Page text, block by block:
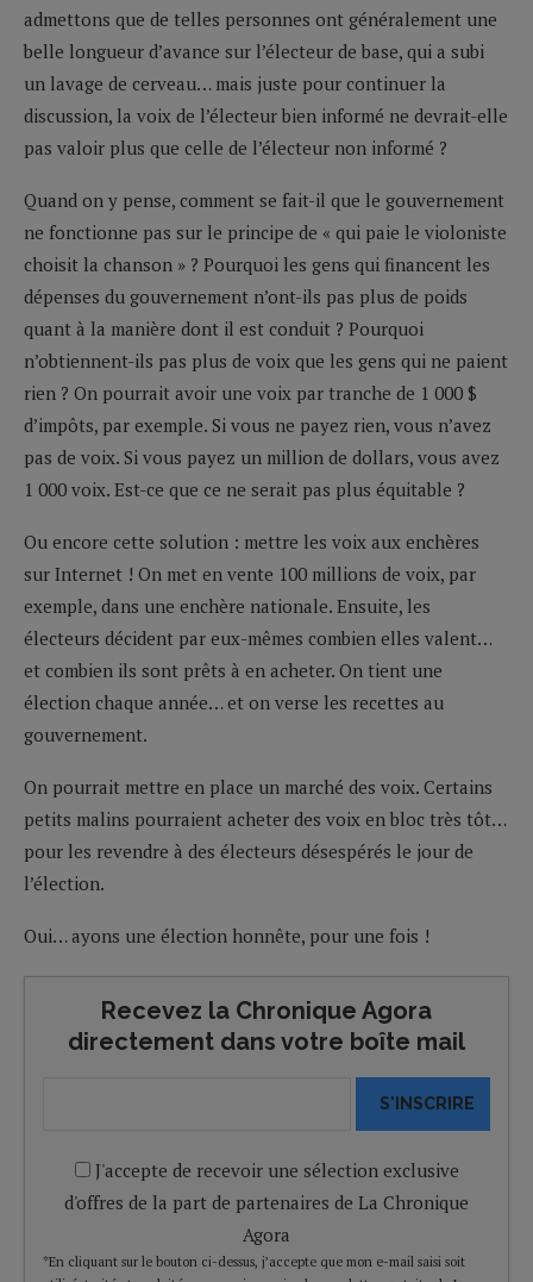
admettons que de telles personnes ont généralement une
belle longueur d’avance sur l’électeur de base, qui a subi
un lavage de cerveau… mais juste pour continuer la
discussion, la voix de l’électeur bien informé ne devrait-elle
pas valoir plus que celle de l’électeur non informé ?
Quand on y pense, comment se fait-il que le gouvernement
ne fonctionne pas sur le principe de « qui paie le violoniste
choisit la chanson » ? Pourquoi les gens qui financent les
dépenses du gouvernement n’ont-ils pas plus de poids
quant à la manière dont il est conduit ? Pourquoi
n’obtiennent-ils pas plus de voix que les gens qui ne paient
rien ? On pourrait avoir une voix par tranche de 1 000 $
d’impôts, par exemple. Si vous ne payez rien, vous n’avez
pas de voix. Si vous payez un million de dollars, vous avez
1 000 voix. Est-ce que ce ne serait pas plus équitable ?
Ou encore cette solution : mettre les voix aux enchères
sur Internet ! On met en vente 100 millions de voix, par
exemple, dans une enchère nationale. Ensuite, les
électeurs décident par eux-mêmes combien elles valent…
et combien ils sont prêts à en acheter. On tient une
élection chaque année… et on verse les recettes au
gouvernement.
On pourrait mettre en place un marché des voix. Certains
petits malins pourraient acheter des voix en bloc très tôt…
pour les revendre à des électeurs désespérés le jour de
l’élection.
Oui… ayons une élection honnête, pour une fois !
Recevez la Chronique Agora
directement dans votre boîte mail
S'INSCRIRE
J'accepte de recevoir une sélection exclusive
d'offres de la part de partenaires de La Chronique
Agora
*En cliquant sur le bouton ci-dessus, j’accepte que mon e-mail saisi soit